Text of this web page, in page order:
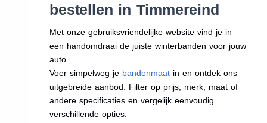
bestellen in Timmereind
Met onze gebruiksvriendelijke website vind je in
een handomdraai de juiste winterbanden voor jouw
auto.
Voer simpelweg je bandenmaat in en ontdek ons
uitgebreide aanbod. Filter op prijs, merk, maat of
andere specificaties en vergelijk eenvoudig
verschillende opties.